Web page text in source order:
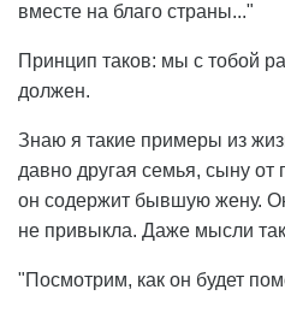
вместе на благо страны..."
Принцип таков: мы с тобой
должен.
Знаю я такие примеры из
давно другая семья, сыну от
он содержит бывшую жену.
не привыкла. Даже мысли
"Посмотрим, как он будет